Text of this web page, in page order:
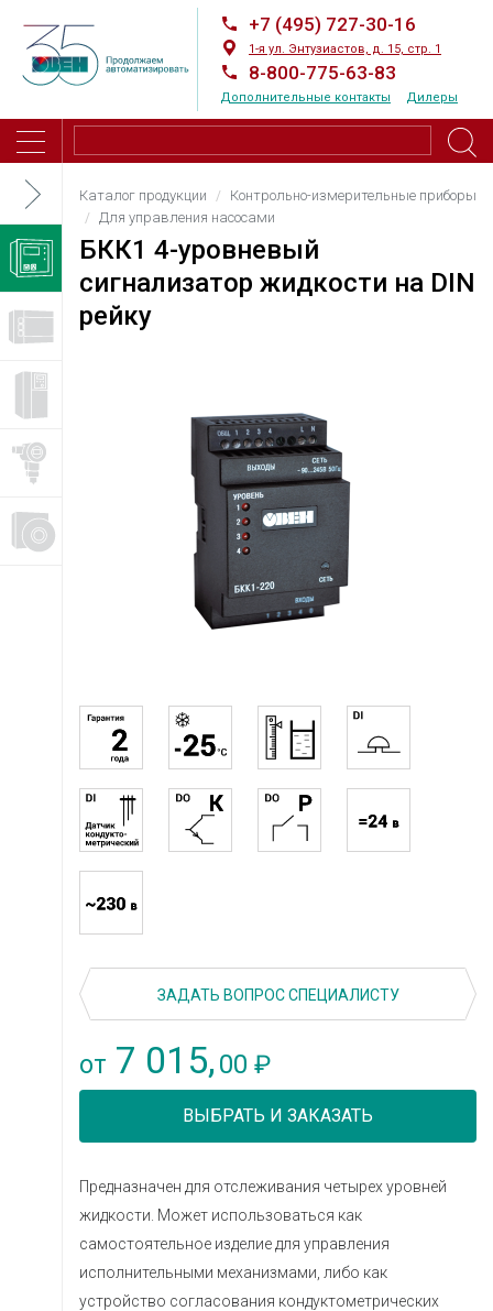
+7 (495) 727-30-16
1-я ул. Энтузиастов, д. 15, стр. 1
8-800-775-63-83
Дополнительные контакты Дилеры
Каталог продукции
Контрольно-измерительные приборы
Для управления насосами
БКК1 4-уровневый
сигнализатор жидкости на DIN
рейку
ЗАДАТЬ ВОПРОС СПЕЦИАЛИСТУ
от 7 015, 00 ₽
ВЫБРАТЬ И ЗАКАЗАТЬ
Предназначен для отслеживания четырех уровней
жидкости. Может использоваться как
самостоятельное изделие для управления
исполнительными механизмами, либо как
устройство согласования кондуктометрических